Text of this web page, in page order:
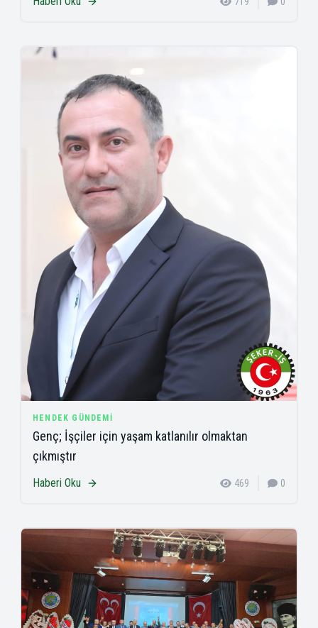
HENDEK GÜNDEMI
Genç; İşçiler için yaşam katlanılır olmaktan
çıkmıştır
Haberi Oku 469 0